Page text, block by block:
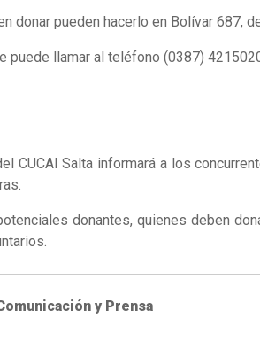
donar pueden hacerlo en Bolívar 687,
puede llamar al teléfono (0387)
CUCAI Salta informará a los
donantes, quienes deben
y Prensa